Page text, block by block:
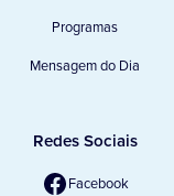
Programas
Mensagem do Dia
Redes Sociais
Facebook